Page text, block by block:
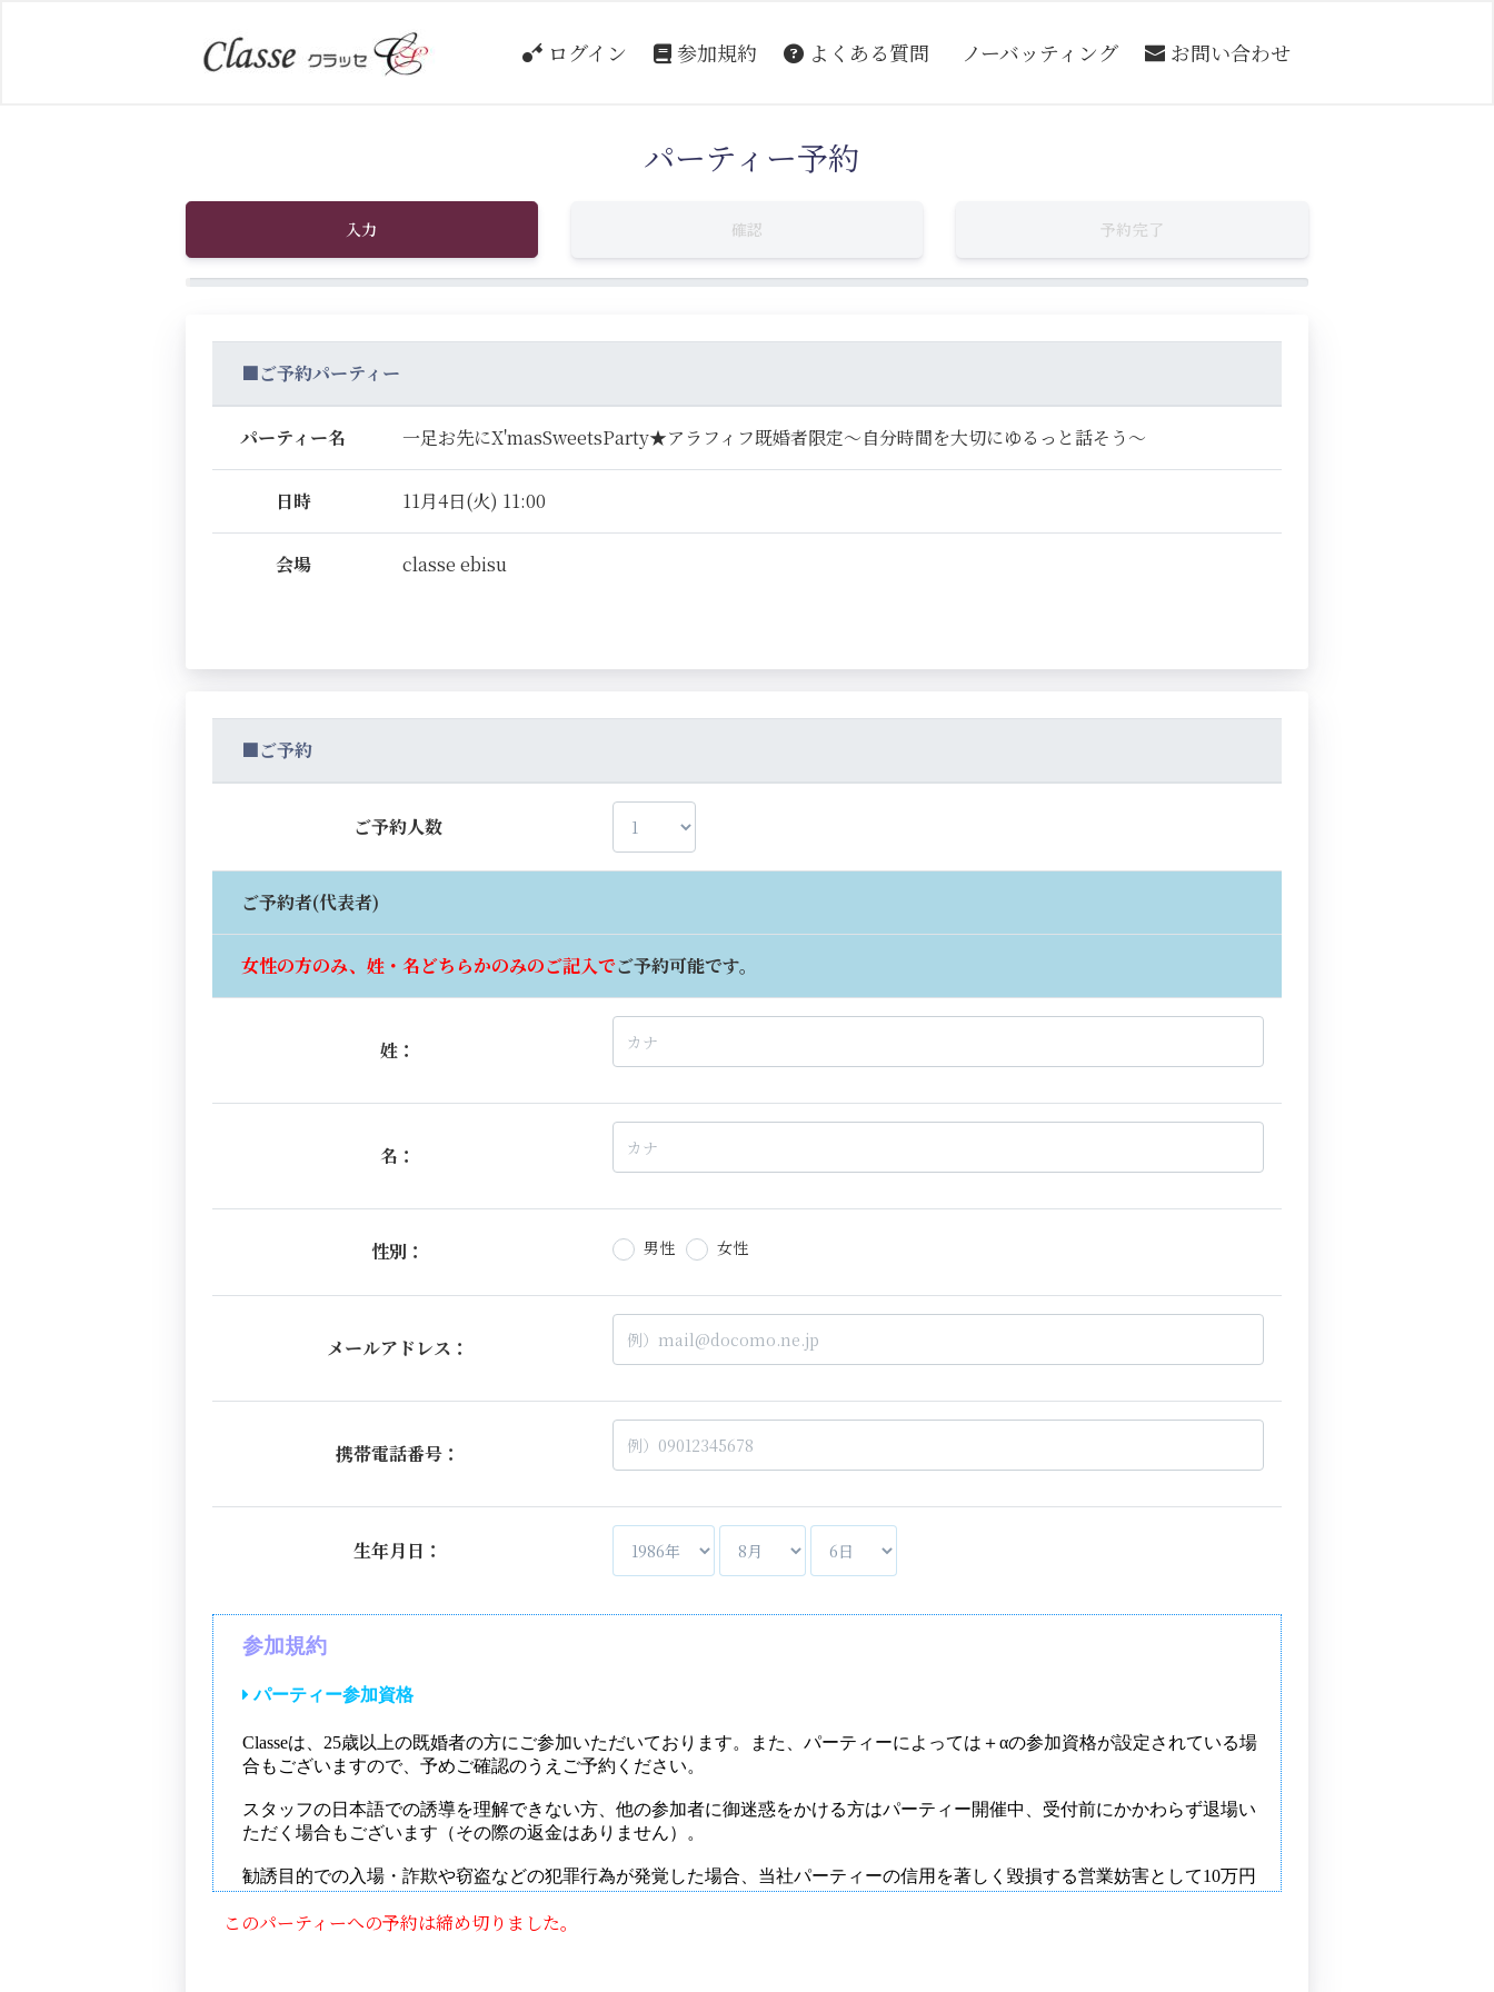
ログイン 参加規約 よくある質問 ノーバッティング お問い合わせ
パーティー予約
入力 確認 予約完了
■ご予約パーティー
パーティー名 一足お先にX'masSweetsParty★アラフィフ既婚者限定～自分時間を大切にゆるっと話そう～
日時 11月4日(火) 11:00
会場 classe ebisu
■ご予約
ご予約人数
ご予約者(代表者)
女性の方のみ、姓・名どちらかのみのご記入でご予約可能です。
姓：
名：
性別： 男性 女性
メールアドレス：
携帯電話番号：
生年月日：
このパーティーへの予約は締め切りました。